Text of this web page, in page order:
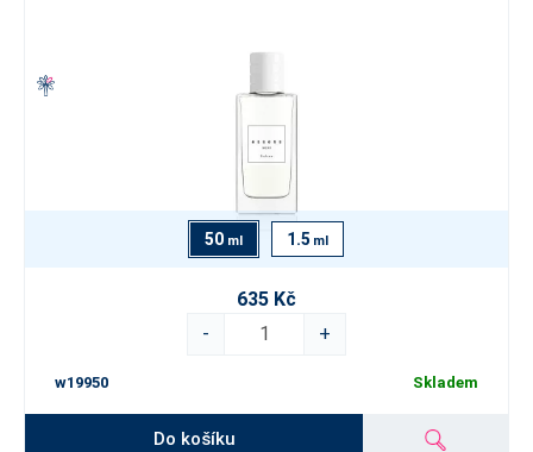
50 ml 1.5 ml
635 Kč
-
+
w19950 Skladem
Do košíku